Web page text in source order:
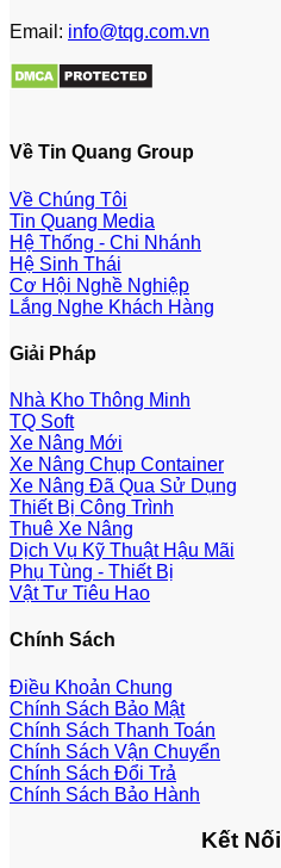
Email: info@tqg.com.vn
Về Tin Quang Group
Về Chúng Tôi
Tin Quang Media
Hệ Thống - Chi Nhánh
Hệ Sinh Thái
Cơ Hội Nghề Nghiệp
Lắng Nghe Khách Hàng
Giải Pháp
Nhà Kho Thông Minh
TQ Soft
Xe Nâng Mới
Xe Nâng Chụp Container
Xe Nâng Đã Qua Sử Dụng
Thiết Bị Công Trình
Thuê Xe Nâng
Dịch Vụ Kỹ Thuật Hậu Mãi
Phụ Tùng - Thiết Bị
Vật Tư Tiêu Hao
Chính Sách
Điều Khoản Chung
Chính Sách Bảo Mật
Chính Sách Thanh Toán
Chính Sách Vận Chuyển
Chính Sách Đổi Trả
Chính Sách Bảo Hành
Kết Nối